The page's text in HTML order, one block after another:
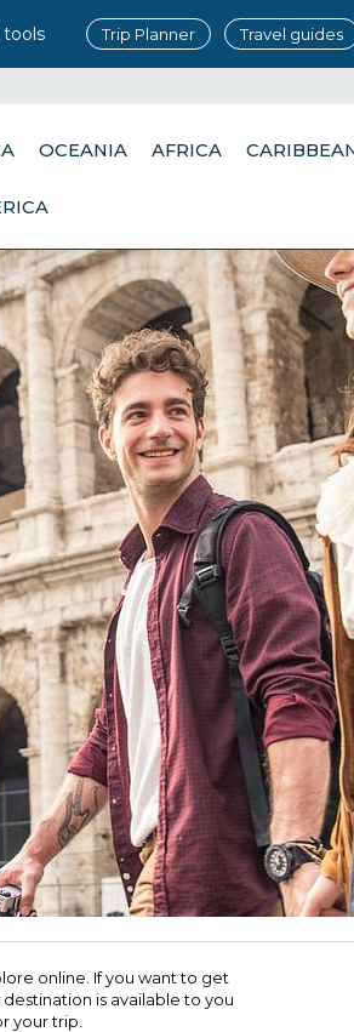
tools Trip Planner Travel guides
OCEANIA AFRICA
online. If you want to get
is available to you
your trip.​